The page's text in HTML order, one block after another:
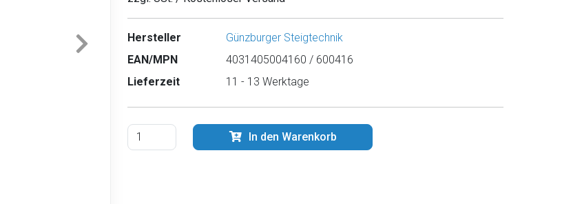
Hersteller
Günzburger Steigtechnik
EAN/MPN
4031405004160 / 600416
Lieferzeit
11 - 13 Werktage
In den Warenkorb